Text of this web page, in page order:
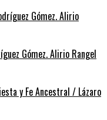
Gómez. Alirio Rangel